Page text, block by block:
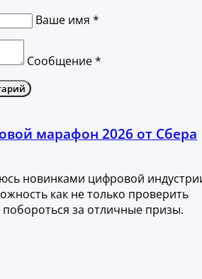
Ваше имя *
Сообщение *
марафон 2026 от Сбера
новинками цифровой
как не только проверить
за отличные призы.